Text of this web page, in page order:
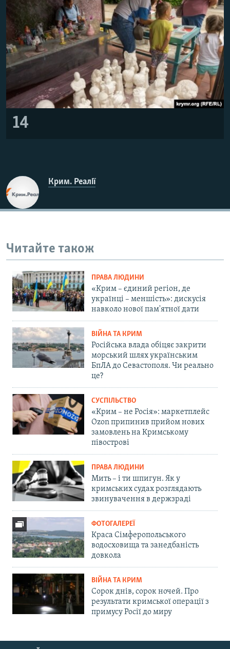
14
Крим. Реалії
Читайте також
ПРАВА ЛЮДИНИ
«Крим – єдиний регіон, де
українці – меншість»: дискусія
навколо нової пам'ятної дати
ВІЙНА ТА КРИМ
Російська влада обіцяє закрити
морський шлях українським
БпЛА до Севастополя. Чи реально
це?
СУСПІЛЬСТВО
«Крим – не Росія»: маркетплейс
Ozon припинив прийом нових
замовлень на Кримському
півострові
ПРАВА ЛЮДИНИ
Мить – і ти шпигун. Як у
кримських судах розглядають
звинувачення в держзраді
ФОТОГАЛЕРЕЇ
Краса Сімферопольського
водосховища та занедбаність
довкола
ВІЙНА ТА КРИМ
Сорок днів, сорок ночей. Про
результати кримської операції з
примусу Росії до миру